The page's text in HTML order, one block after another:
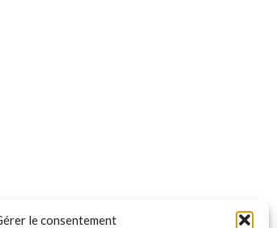
le consentement